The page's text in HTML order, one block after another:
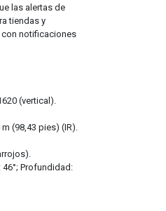
las alertas de
tiendas y
notificaciones
(vertical).
(98,43 pies) (IR).
Profundidad: